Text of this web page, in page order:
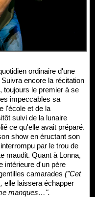
encore la récitation
toujours le premier à se
impeccables sa
l'école et de la
suivi de la lunaire
ce qu'elle avait préparé.
show en éructant son
par le trou de
maudit. Quant à Lonna,
intérieure d'un père
camarades ("Cet
elle laissera échapper
manques…".